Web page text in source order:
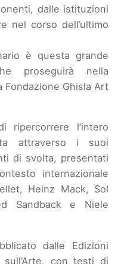
dalle istituzioni
nel corso dell’ultimo
è questa grande
proseguirà nella
Fondazione Ghisla Art
ripercorrere l’intero
attraverso i suoi
di svolta, presentati
internazionale
Heinz Mack, Sol
Sandback e Niele
dalle Edizioni
sull’Arte, con testi di